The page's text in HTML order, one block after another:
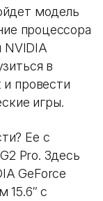
модель
процессора
NVIDIA
в
и провести
игры.
Ее с
Pro. Здесь
GeForce
15.6″ с